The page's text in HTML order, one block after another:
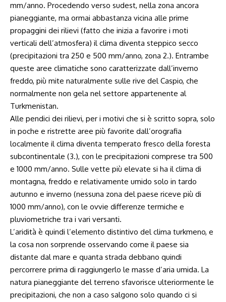
mm/anno. Procedendo verso sudest, nella zona ancora
pianeggiante, ma ormai abbastanza vicina alle prime
propaggini dei rilievi (fatto che inizia a favorire i moti
verticali dell’atmosfera) il clima diventa steppico secco
(precipitazioni tra 250 e 500 mm/anno, zona 2.). Entrambe
queste aree climatiche sono caratterizzate dall’inverno
freddo, più mite naturalmente sulle rive del Caspio, che
normalmente non gela nel settore appartenente al
Turkmenistan.
Alle pendici dei rilievi, per i motivi che si è scritto sopra, solo
in poche e ristrette aree più favorite dall’orografia
localmente il clima diventa temperato fresco della foresta
subcontinentale (3.), con le precipitazioni comprese tra 500
e 1000 mm/anno. Sulle vette più elevate si ha il clima di
montagna, freddo e relativamente umido solo in tardo
autunno e inverno (nessuna zona del paese riceve più di
1000 mm/anno), con le ovvie differenze termiche e
pluviometriche tra i vari versanti.
L’aridità è quindi l’elemento distintivo del clima turkmeno, e
la cosa non sorprende osservando come il paese sia
distante dal mare e quanta strada debbano quindi
percorrere prima di raggiungerlo le masse d’aria umida. La
natura pianeggiante del terreno sfavorisce ulteriormente le
precipitazioni, che non a caso salgono solo quando ci si